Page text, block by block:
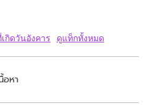
กิดวันอังคาร ดูแท็กทั้งหมด
อหา